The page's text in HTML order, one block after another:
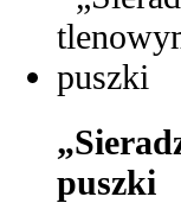
puszki